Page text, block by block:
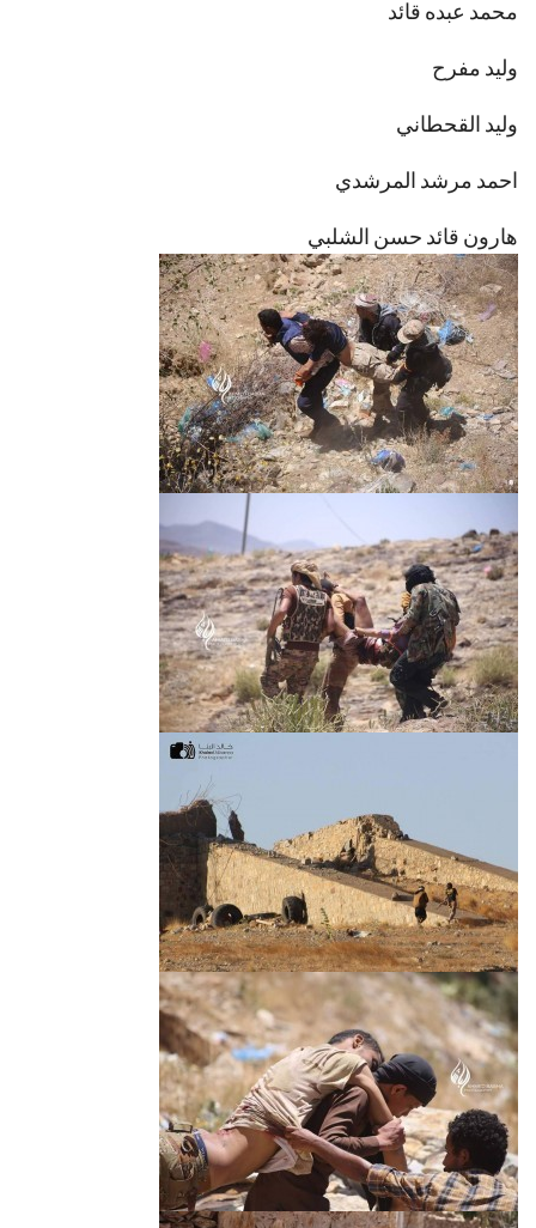
محمد عبده قائد
وليد مفرح
وليد القحطاني
احمد مرشد المرشدي
هارون قائد حسن الشلبي